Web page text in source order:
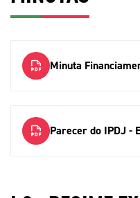
Marketing
Documentos
Contactos
Mais Desporto
Minuta
Parecer do IPDJ -